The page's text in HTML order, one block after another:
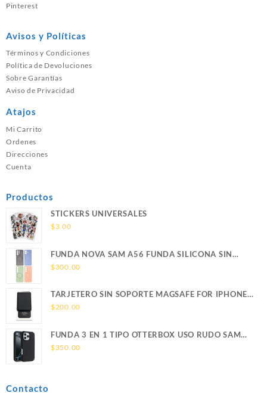
Pinterest
Avisos y Políticas
Términos y Condiciones
Política de Devoluciones
Sobre Garantías
Aviso de Privacidad
Atajos
Mi Carrito
Ordenes
Direcciones
Cuenta
Productos
STICKERS UNIVERSALES
$3.00
FUNDA NOVA SAM A56 FUNDA SILICONA SIN
SOPORTE MAGNETICO SAMSUNG
$300.00
TARJETERO SIN SOPORTE MAGSAFE FOR IPHONE
LEATHER WALLET MAGSAFE
$200.00
FUNDA 3 EN 1 TIPO OTTERBOX USO RUDO SAM
S26 ULTRA SAMSUNG S26 ULTRA
$350.00
Contacto